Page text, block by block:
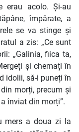
erau acolo. Și-au
împărate, a
se va stinge și
a zis: „Ce sunt
„Galinia, fiica ta,
și chemați în
idolii, să-i puneți în
morți, precum și
înviat din morți”.
mers a doua zi la